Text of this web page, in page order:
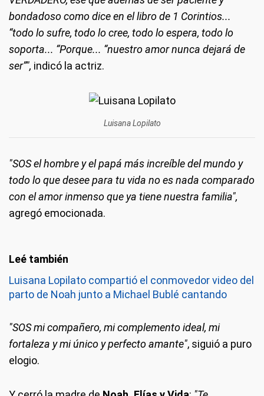
bondadoso como dice en el libro de 1 Corintios...
“todo lo sufre, todo lo cree, todo lo espera, todo lo
soporta... “Porque... “nuestro amor nunca dejará de
ser”", indicó la actriz.
Luisana Lopilato
"SOS el hombre y el papá más increíble del mundo y
todo lo que desee para tu vida no es nada comparado
con el amor inmenso que ya tiene nuestra familia",
agregó emocionada.
Luisana Lopilato compartió el conmovedor video del
parto de Noah junto a Michael Bublé cantando
"SOS mi compañero, mi complemento ideal, mi
fortaleza y mi único y perfecto amante", siguió a puro
elogio.